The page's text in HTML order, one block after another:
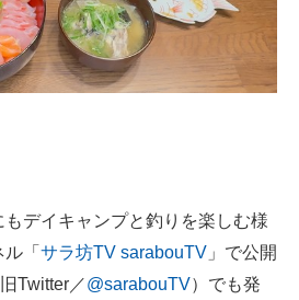
デイキャンプと釣りを楽しむ様
「 サラ坊TV sarabouTV 」で公開
Twitter／@sarabouTV）でも発